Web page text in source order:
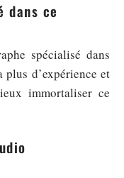
dans ce
spécialisé dans
d’expérience et
immortaliser ce